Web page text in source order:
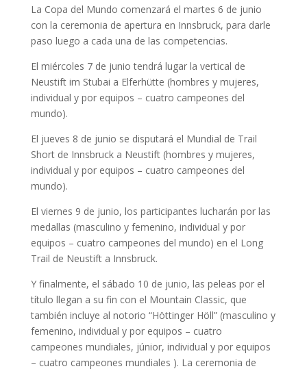
La Copa del Mundo comenzará el martes 6 de junio
con la ceremonia de apertura en Innsbruck, para darle
paso luego a cada una de las competencias.
El miércoles 7 de junio tendrá lugar la vertical de
Neustift im Stubai a Elferhütte (hombres y mujeres,
individual y por equipos – cuatro campeones del
mundo).
El jueves 8 de junio se disputará el Mundial de Trail
Short de Innsbruck a Neustift (hombres y mujeres,
individual y por equipos – cuatro campeones del
mundo).
El viernes 9 de junio, los participantes lucharán por las
medallas (masculino y femenino, individual y por
equipos – cuatro campeones del mundo) en el Long
Trail de Neustift a Innsbruck.
Y finalmente, el sábado 10 de junio, las peleas por el
título llegan a su fin con el Mountain Classic, que
también incluye al notorio “Höttinger Höll” (masculino y
femenino, individual y por equipos – cuatro
campeones mundiales, júnior, individual y por equipos
– cuatro campeones mundiales ). La ceremonia de